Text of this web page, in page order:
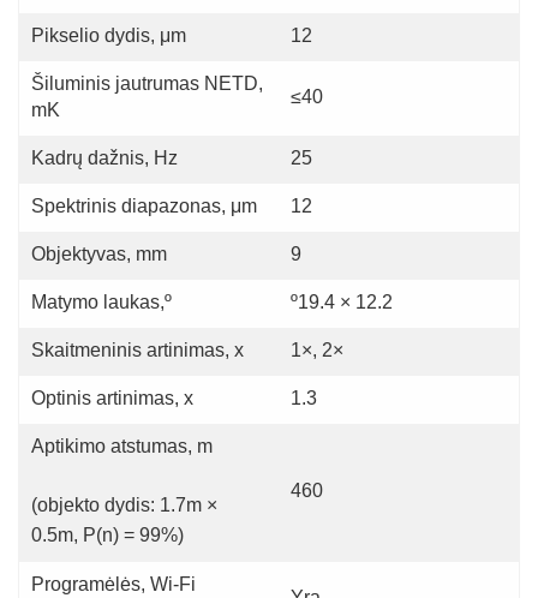
Pikselio dydis, μm 12
Šiluminis jautrumas NETD,
mK
≤40
Kadrų dažnis, Hz 25
Spektrinis diapazonas, μm 12
Objektyvas, mm 9
Matymo laukas,º º19.4 × 12.2
Skaitmeninis artinimas, x 1×, 2×
Optinis artinimas, x 1.3
Aptikimo atstumas, m
(objekto dydis: 1.7m ×
0.5m, P(n) = 99%)
460
Programėlės, Wi-Fi